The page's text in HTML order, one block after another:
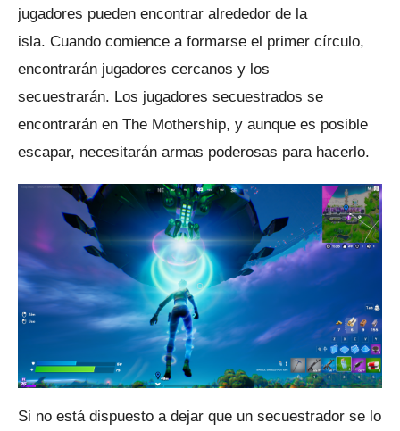
jugadores pueden encontrar alrededor de la
isla. Cuando comience a formarse el primer círculo,
encontrarán jugadores cercanos y los
secuestrarán. Los jugadores secuestrados se
encontrarán en The Mothership, y aunque es posible
escapar, necesitarán armas poderosas para hacerlo.
Si no está dispuesto a dejar que un secuestrador se lo